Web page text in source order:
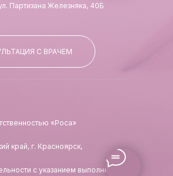
«Роса»
край, г. Красноярск,
с указанием выполняемых
С ВРАЧЕМ
Партизана Железняка, 40Б